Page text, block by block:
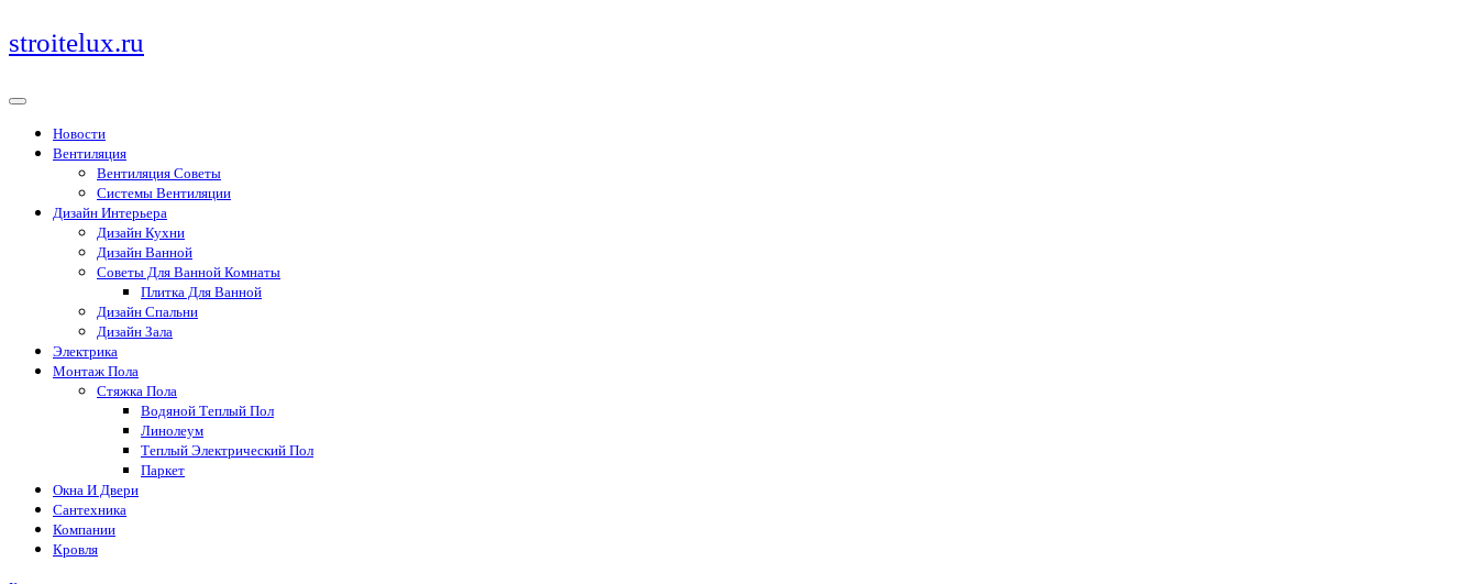
Перейти
к
stroitelux.ru
Новости
Вентиляция
Вентиляция Советы
Системы Вентиляции
Дизайн Интерьера
Дизайн Кухни
Дизайн Ванной
Советы Для Ванной Комнаты
Плитка Для Ванной
Дизайн Спальни
Дизайн Зала
Электрика
Монтаж Пола
Стяжка Пола
Водяной Теплый Пол
Линолеум
Теплый Электрический Пол
Паркет
Окна И Двери
Сантехника
Компании
Кровля